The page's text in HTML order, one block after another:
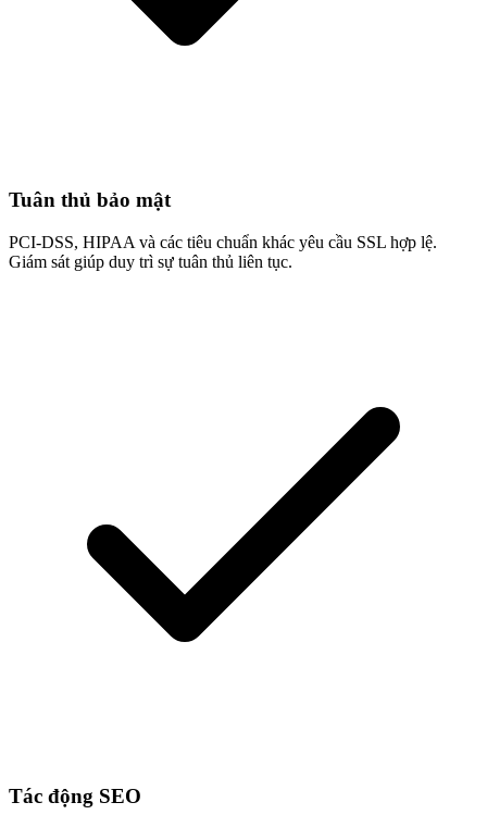
Tuân thủ bảo mật
PCI-DSS, HIPAA và các tiêu chuẩn khác yêu cầu SSL hợp lệ.
Giám sát giúp duy trì sự tuân thủ liên tục.
Tác động SEO